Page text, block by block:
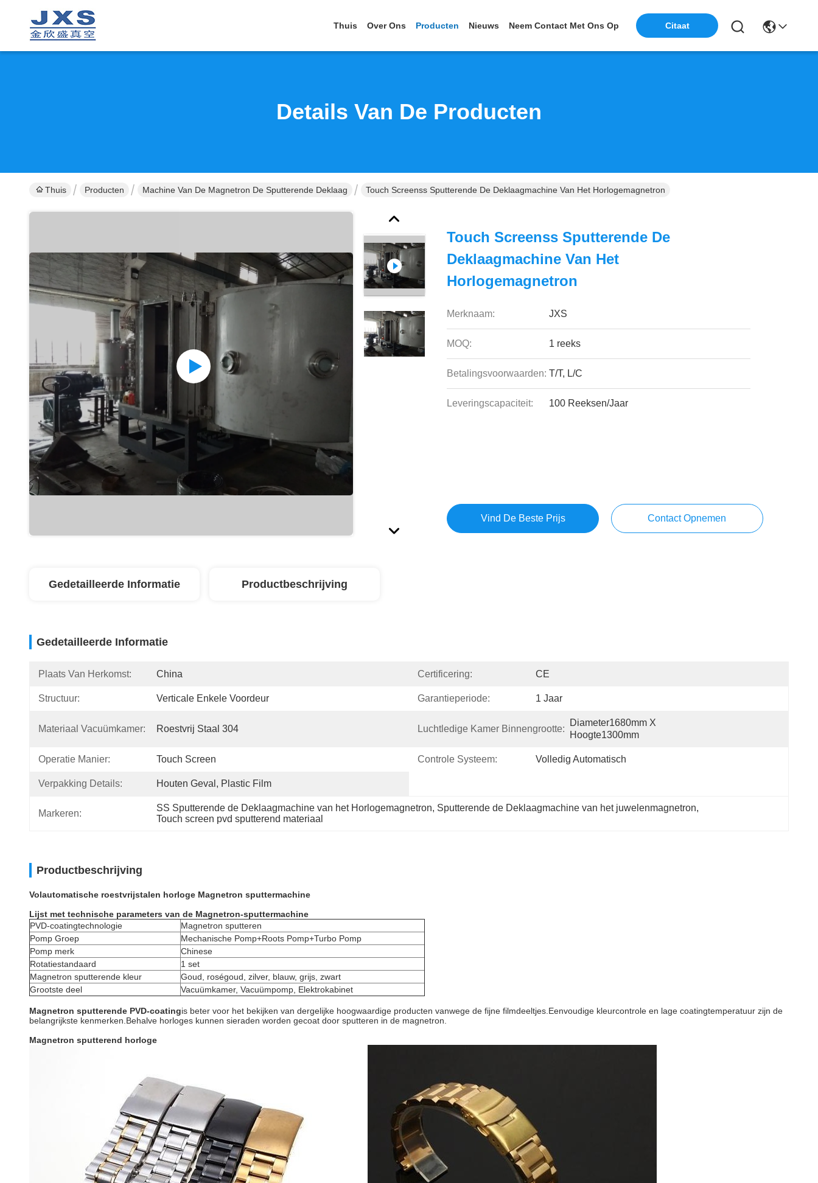
Thuis Over Ons Producten Nieuws Neem Contact Met Ons Op Citaat
Details Van De Producten
Thuis Producten Machine Van De Magnetron De Sputterende Deklaag Touch Screenss Sputterende De Deklaagmachine Van Het Horlogemagnetron
Touch Screenss Sputterende De
Deklaagmachine Van Het
Horlogemagnetron
Merknaam: JXS
MOQ: 1 reeks
Betalingsvoorwaarden: T/T, L/C
Leveringscapaciteit: 100 Reeksen/Jaar
Vind De Beste Prijs Contact Opnemen
Gedetailleerde Informatie Productbeschrijving
Gedetailleerde Informatie
Plaats Van Herkomst: China Certificering: CE
Structuur: Verticale Enkele Voordeur Garantieperiode: 1 Jaar
Materiaal Vacuümkamer: Roestvrij Staal 304 Luchtledige Kamer Binnengrootte:
Diameter1680mm X
Hoogte1300mm
Operatie Manier: Touch Screen Controle Systeem: Volledig Automatisch
Verpakking Details: Houten Geval, Plastic Film
Markeren:
SS Sputterende de Deklaagmachine van het Horlogemagnetron, Sputterende de Deklaagmachine van het juwelenmagnetron,
Touch screen pvd sputterend materiaal
Productbeschrijving
Volautomatische roestvrijstalen horloge Magnetron sputtermachine
Lijst met technische parameters van de Magnetron-sputtermachine
PVD-coatingtechnologie
Magnetron sputteren
Pomp Groep
Mechanische Pomp+Roots Pomp+Turbo Pomp
Pomp merk
Chinese
Rotatiestandaard
1 set
Magnetron sputterende kleur
Goud, roségoud, zilver, blauw, grijs, zwart
Grootste deel
Vacuümkamer, Vacuümpomp, Elektrokabinet
Magnetron sputterende PVD-coatingis beter voor het bekijken van dergelijke hoogwaardige producten vanwege de fijne filmdeeltjes.Eenvoudige kleurcontrole en lage coatingtemperatuur zijn de
belangrijkste kenmerken.Behalve horloges kunnen sieraden worden gecoat door sputteren in de magnetron.
Magnetron sputterend horloge